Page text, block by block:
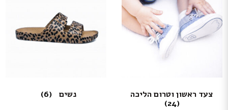
צעד ראשון וטרום הליכה
(24)
נשים (6)